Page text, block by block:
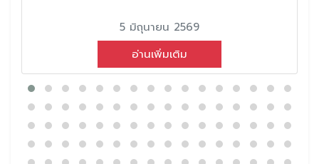
5 มิถุนายน 2569
อ่านเพิ่มเติม